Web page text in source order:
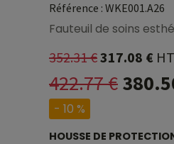
Référence : WKE001.A26
Fauteuil de soins
352.31€317.08 € HT
422.77€
- 10 %
HOUSSE DE